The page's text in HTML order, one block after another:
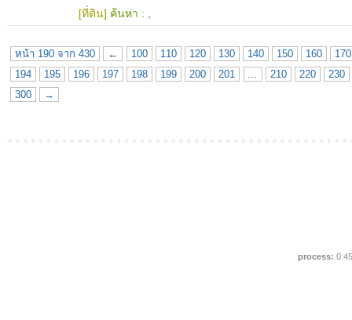
[ที่ดิน] ค้นหา :
หน้า 190 จาก 430 ← 100 110 120 130 140 150 160
170
194
195 196 197 198 199 200 201 ... 210 220
230
300
→
process: